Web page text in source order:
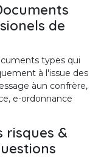
de
types qui
à l'issue des
àun confrère,
e-ordonnance
risques &